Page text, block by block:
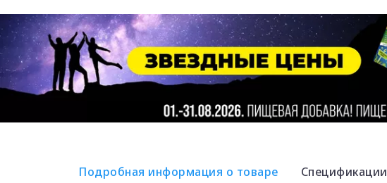
Подробная информация о товаре Спецификации